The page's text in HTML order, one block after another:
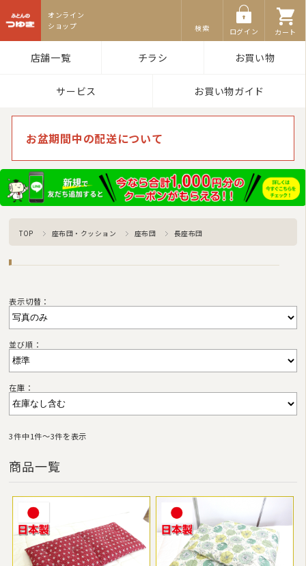
検索 ログイン カート
店舗一覧 チラシ お買い物
サービス お買い物ガイド
お盆期間中の配送について
TOP 座布団・クッション 座布団 長座布団
表示切替：
並び順：
在庫：
3件中1件〜3件を表示
商品一覧